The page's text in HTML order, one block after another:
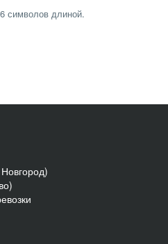
символов длиной.